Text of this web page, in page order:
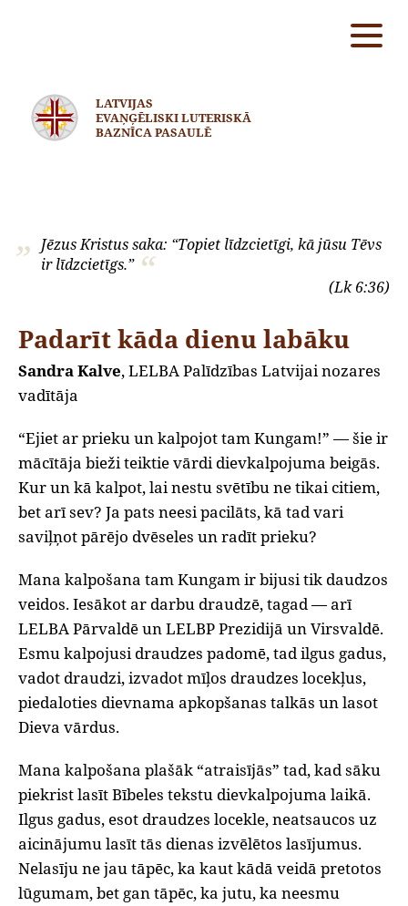
LATVIJAS
EVAŅĢĒLISKI LUTERISKĀ
BAZNĪCA PASAULĒ
Jēzus Kristus saka: “Topiet līdzcietīgi, kā jūsu Tēvs
ir līdzcietīgs.”
(Lk 6:36)
Padarīt kāda dienu labāku
Sandra Kalve, LELBA Palīdzības Latvijai nozares
vadītāja
“Ejiet ar prieku un kalpojot tam Kungam!” — šie ir
mācītāja bieži teiktie vārdi dievkalpojuma beigās.
Kur un kā kalpot, lai nestu svētību ne tikai citiem,
bet arī sev? Ja pats neesi pacilāts, kā tad vari
saviļņot pārējo dvēseles un radīt prieku?
Mana kalpošana tam Kungam ir bijusi tik daudzos
veidos. Iesākot ar darbu draudzē, tagad — arī
LELBA Pārvaldē un LELBP Prezidijā un Virsvaldē.
Esmu kalpojusi draudzes padomē, tad ilgus gadus,
vadot draudzi, izvadot mīļos draudzes locekļus,
piedaloties dievnama apkopšanas talkās un lasot
Dieva vārdus.
Mana kalpošana plašāk “atraisījās” tad, kad sāku
piekrist lasīt Bībeles tekstu dievkalpojuma laikā.
Ilgus gadus, esot draudzes locekle, neatsaucos uz
aicinājumu lasīt tās dienas izvēlētos lasījumus.
Nelasīju ne jau tāpēc, ka kaut kādā veidā pretotos
lūgumam, bet gan tāpēc, ka jutu, ka neesmu